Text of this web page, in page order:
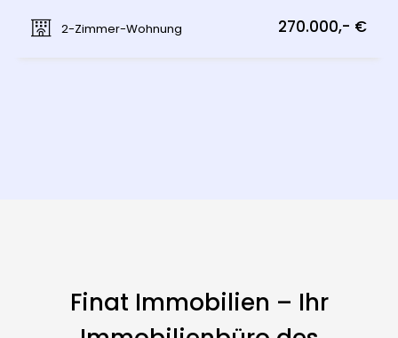
2-Zimmer-Wohnung
270.000,- €
Finat Immobilien – Ihr